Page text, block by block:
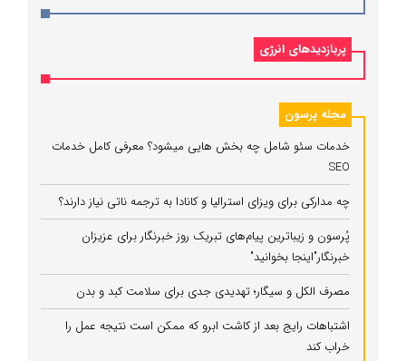
پربازدیدهای انرژی
مجله پرسون
خدمات سئو شامل چه بخش هایی میشود؟ معرفی کامل خدمات
SEO
چه مدارکی برای ویزای استرالیا و کانادا به ترجمه ناتی نیاز دارند؟
پُرسون و زیباترین پیام‌های تبریک روز خبرنگار برای عزیزان
خبرنگار"اینجا بخوانید"
مصرف الکل و سیگار؛ تهدیدی جدی برای سلامت کبد و بدن
اشتباهات رایج بعد از کاشت ابرو که ممکن است نتیجه عمل را
خراب کند